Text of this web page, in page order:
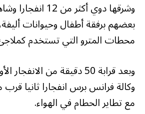
وشرقها دوي أكثر من 12
بعضهم برفقة أطفال وحيوانات
محطات المترو التي تستخدم
وبعد قرابة 50 دقيقة من
وكالة فرانس برس انفجارا ثانيا قرب
مع تطاير الحطام في الهواء.